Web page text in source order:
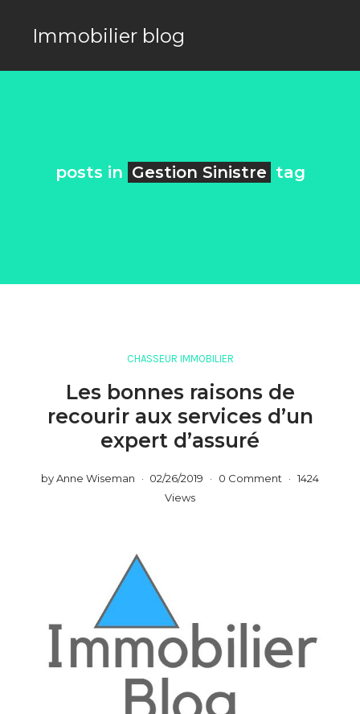
Immobilier blog
posts in Gestion Sinistre tag
CHASSEUR IMMOBILIER
Les bonnes raisons de
recourir aux services d’un
expert d’assuré
byAnne Wiseman 02/26/2019 0 Comment
1424
Views